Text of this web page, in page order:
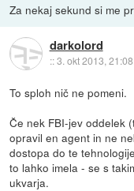
Za nekaj sekund si me
darkolord
::3. okt 2013, 21:08
To sploh nič ne pomeni.
Če nek FBI-jev oddelek
opravil en agent in ne
dostopa do te
to lahko imela - se s
ukvarja.